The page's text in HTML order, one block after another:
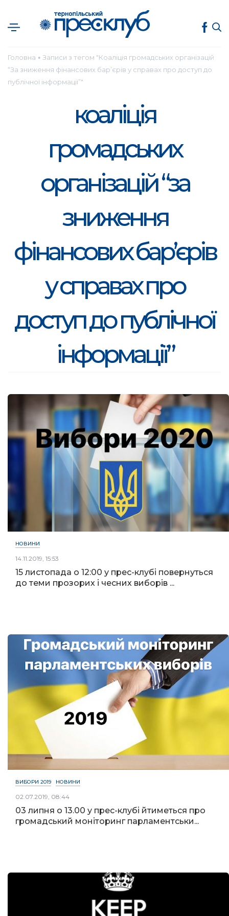
Головна ● Записи з тегом "Коаліція громадських організацій
“За зниження фінансових бар’єрів у справах про доступ до
публічної інформації”"
коаліція
громадських
організацій “за
зниження
фінансових бар’єрів
у справах про
доступ до публічної
інформації”
НОВИНИ
14.11.2019, 15:53
15 листопада о 12:00 у прес-клубі повернуться
до теми прозорих і чесних виборів ...
ВИБОРИ 2019 НОВИНИ
02.07.2019, 08:44
03 липня о 13.00 у прес-клубі йтиметься про
громадський моніторинг парламентськи...